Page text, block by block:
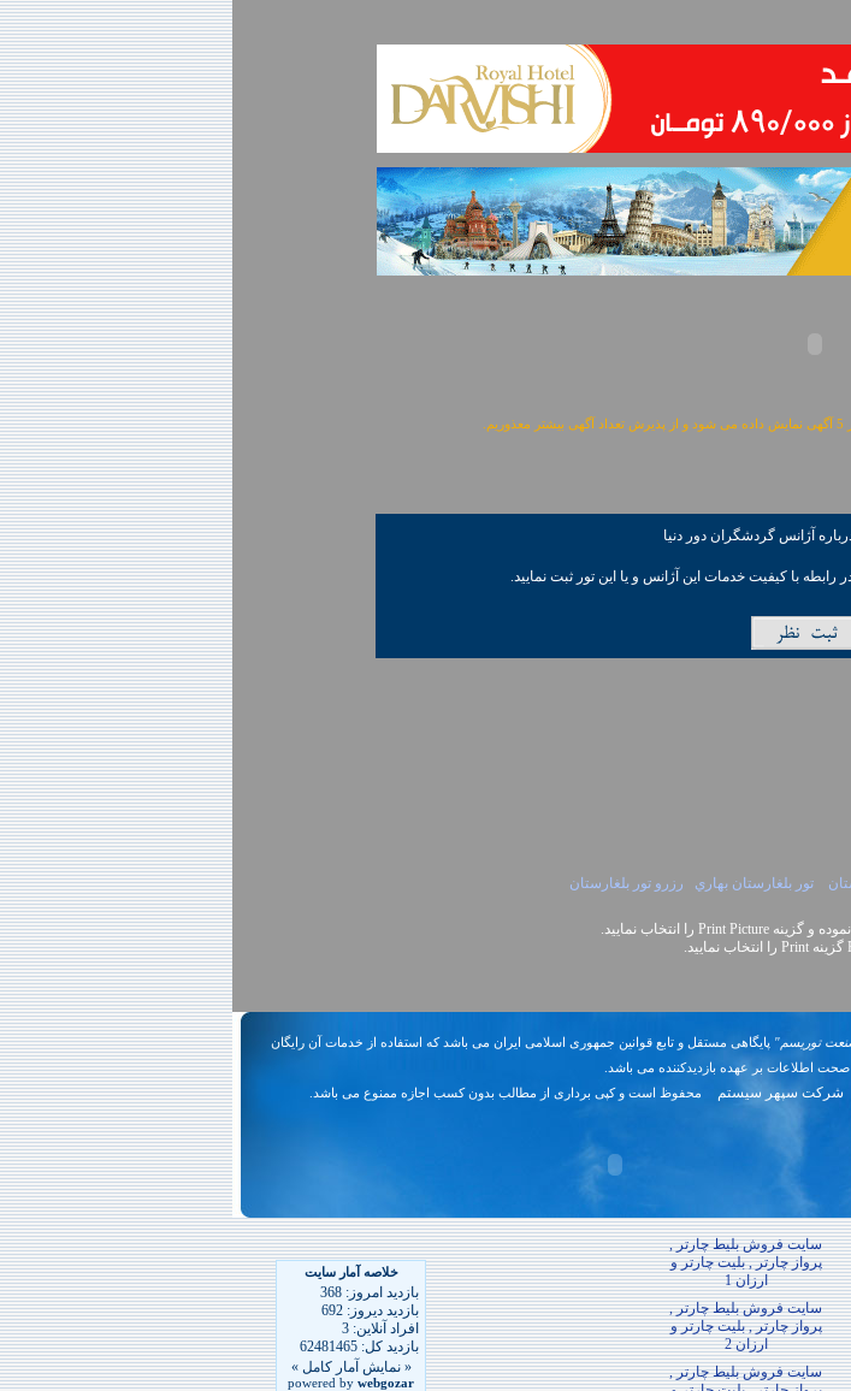
آژانس گردشگران دور دنيا
رابطه با کیفیت خدمات این آژانس و یا این تور ثبت نمایید.
تور بلغارستان بهاري رزرو تور بلغارستان
توریسم" پایگاهی مستقل و تابع قوانین جمهوری اسلامی ایران می باشد که استفاده از خدمات آن رایگان
اطلاعات بر عهده بازدیدکننده می باشد.
شرکت سپهر سیستم محفوظ است و کپی برداری از مطالب بدون کسب اجازه ممنوع می باشد.
سایت فروش بلیط چارتر ,
پرواز چارتر , بلیت چارتر و
ارزان 1
سایت فروش بلیط چارتر ,
پرواز چارتر , بلیت چارتر و
ارزان 2
سایت فروش بلیط چارتر ,